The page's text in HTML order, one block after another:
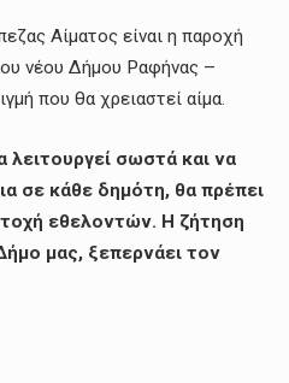
Αίματος είναι η παροχή
νέου Δήμου Ραφήνας –
που θα χρειαστεί αίμα.
λειτουργεί σωστά και να
σε κάθε δημότη, θα πρέπει
εθελοντών. Η ζήτηση
μας, ξεπερνάει τον